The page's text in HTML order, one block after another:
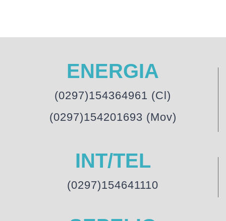
ENERGIA
(0297)154364961 (Cl)
(0297)154201693 (Mov)
INT/TEL
(0297)154641110